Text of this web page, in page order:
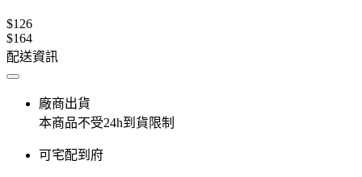
$126
$164
配送資訊
廠商出貨
本商品不受24h到貨限制
可宅配到府